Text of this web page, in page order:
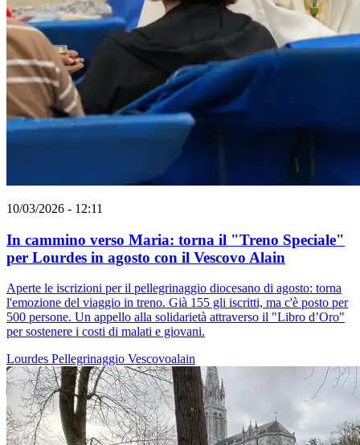
10/03/2026 - 12:11
In cammino verso Maria: torna il "Treno Speciale"
per Lourdes in agosto con il Vescovo Alain
Aperte le iscrizioni per il pellegrinaggio diocesano di agosto: torna
l'emozione del viaggio in treno. Già 155 gli iscritti, ma c'è posto per
500 persone. Un appello alla solidarietà attraverso il "Libro d’Oro"
per sostenere i costi di malati e giovani.
Lourdes Pellegrinaggio Vescovoalain